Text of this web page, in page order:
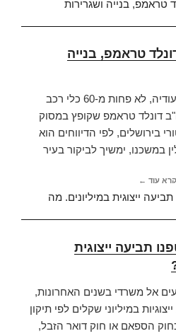
טראמפ, בנייה
אחרי הביקור המתוקשר בסעודיה, לא פחות מ-60 כלי רכב
דונלד טראמפ שקופץ במסוק
בירושלים, לפי הדיווחים הוא
במשכנו, ימשיך לביקור בעיר
קרא עוד ←
תביעה ייצוגית
אל משרדי בשנים האחרונות,
במיליוני שקלים לפי תיקון
הספאם או חוק דואר הזבל,